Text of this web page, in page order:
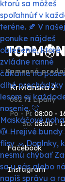
Kamenná
Krivianska 2
082 71 Lipany
Po - Pi:
So:
08:00 -
08:00 -
Facebook
Instagram